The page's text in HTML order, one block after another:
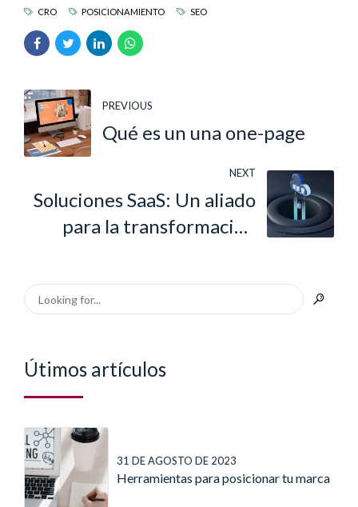
CRO POSICIONAMIENTO SEO
PREVIOUS
Qué es un una one-page
NEXT
Soluciones SaaS: Un aliado
para la transformación
Útimos artículos
31 DE AGOSTO DE 2023
Herramientas para posicionar tu marca